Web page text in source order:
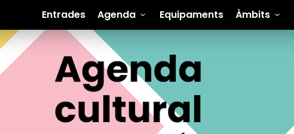
Entrades Agenda Equipaments Àmbits